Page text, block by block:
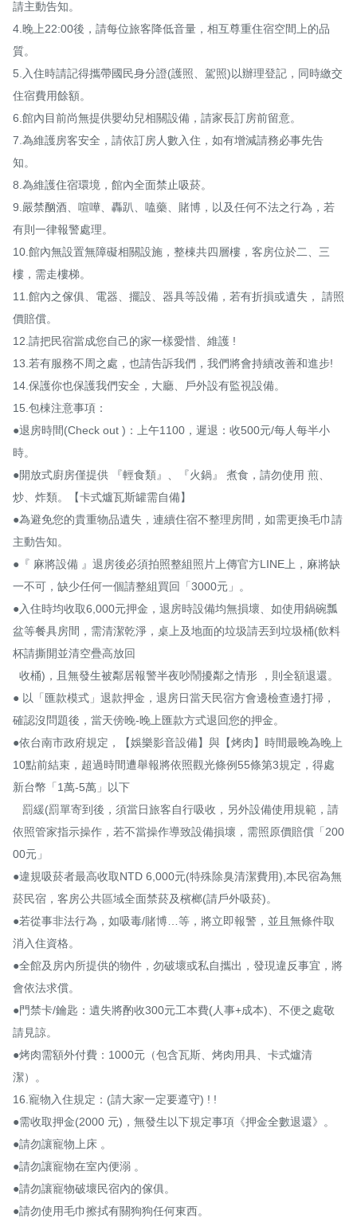
請主動告知。
4.晚上22:00後，請每位旅客降低音量，相互尊重住宿空間上的品
質。
5.入住時請記得攜帶國民身分證(護照、駕照)以辦理登記，同時繳交
住宿費用餘額。
6.館內目前尚無提供嬰幼兒相關設備，請家長訂房前留意。
7.為維護房客安全，請依訂房人數入住，如有增減請務必事先告
知。
8.為維護住宿環境，館內全面禁止吸菸。
9.嚴禁酗酒、喧嘩、轟趴、嗑藥、賭博，以及任何不法之行為，若
有則一律報警處理。
10.館內無設置無障礙相關設施，整棟共四層樓，客房位於二、三
樓，需走樓梯。
11.館內之傢俱、電器、擺設、器具等設備，若有折損或遺失， 請照
價賠償。
12.請把民宿當成您自己的家一樣愛惜、維護 !
13.若有服務不周之處，也請告訴我們，我們將會持續改善和進步!
14.保護你也保護我們安全，大廳、戶外設有監視設備。
15.包棟注意事項：
●退房時間(Check out )：上午1100，遲退：收500元/每人每半小
時。
●開放式廚房僅提供 『輕食類』、『火鍋』 煮食，請勿使用 煎、
炒、炸類。【卡式爐瓦斯罐需自備】
●為避免您的貴重物品遺失，連續住宿不整理房間，如需更換毛巾請
主動告知。
●『 麻將設備 』退房後必須拍照整組照片上傳官方LINE上，麻將缺
一不可，缺少任何一個請整組買回「3000元」。
●入住時均收取6,000元押金，退房時設備均無損壞、如使用鍋碗瓢
盆等餐具房間，需清潔乾淨，桌上及地面的垃圾請丟到垃圾桶(飲料
杯請撕開並清空疊高放回
● 以「匯款模式」退款押金，退房日當天民宿方會邊檢查邊打掃，
確認沒問題後，當天傍晚-晚上匯款方式退回您的押金。
●依台南市政府規定，【娛樂影音設備】與【烤肉】時間最晚為晚上
10點前結束，超過時間遭舉報將依照觀光條例55條第3規定，得處
新台幣「1萬-5萬」以下
依照管家指示操作，若不當操作導致設備損壞，需照原價賠償「200
00元」
●違規吸菸者最高收取NTD 6,000元(特殊除臭清潔費用),本民宿為無
菸民宿，客房公共區域全面禁菸及檳榔(請戶外吸菸)。
●若從事非法行為，如吸毒/賭博…等，將立即報警，並且無條件取
消入住資格。
●全館及房內所提供的物件，勿破壞或私自攜出，發現違反事宜，將
會依法求償。
●門禁卡/鑰匙：遺失將酌收300元工本費(人事+成本)、不便之處敬
請見諒。​
●烤肉需額外付費：1000元（包含瓦斯、烤肉用具、卡式爐清
潔）。
16.寵物入住規定：(請大家一定要遵守) ! !
●需收取押金(2000 元)，無發生以下規定事項《押金全數退還》。
●請勿讓寵物上床 。
●請勿讓寵物在室內便溺 。
●請勿讓寵物破壞民宿內的傢俱。
●請勿使用毛巾擦拭有關狗狗任何東西。